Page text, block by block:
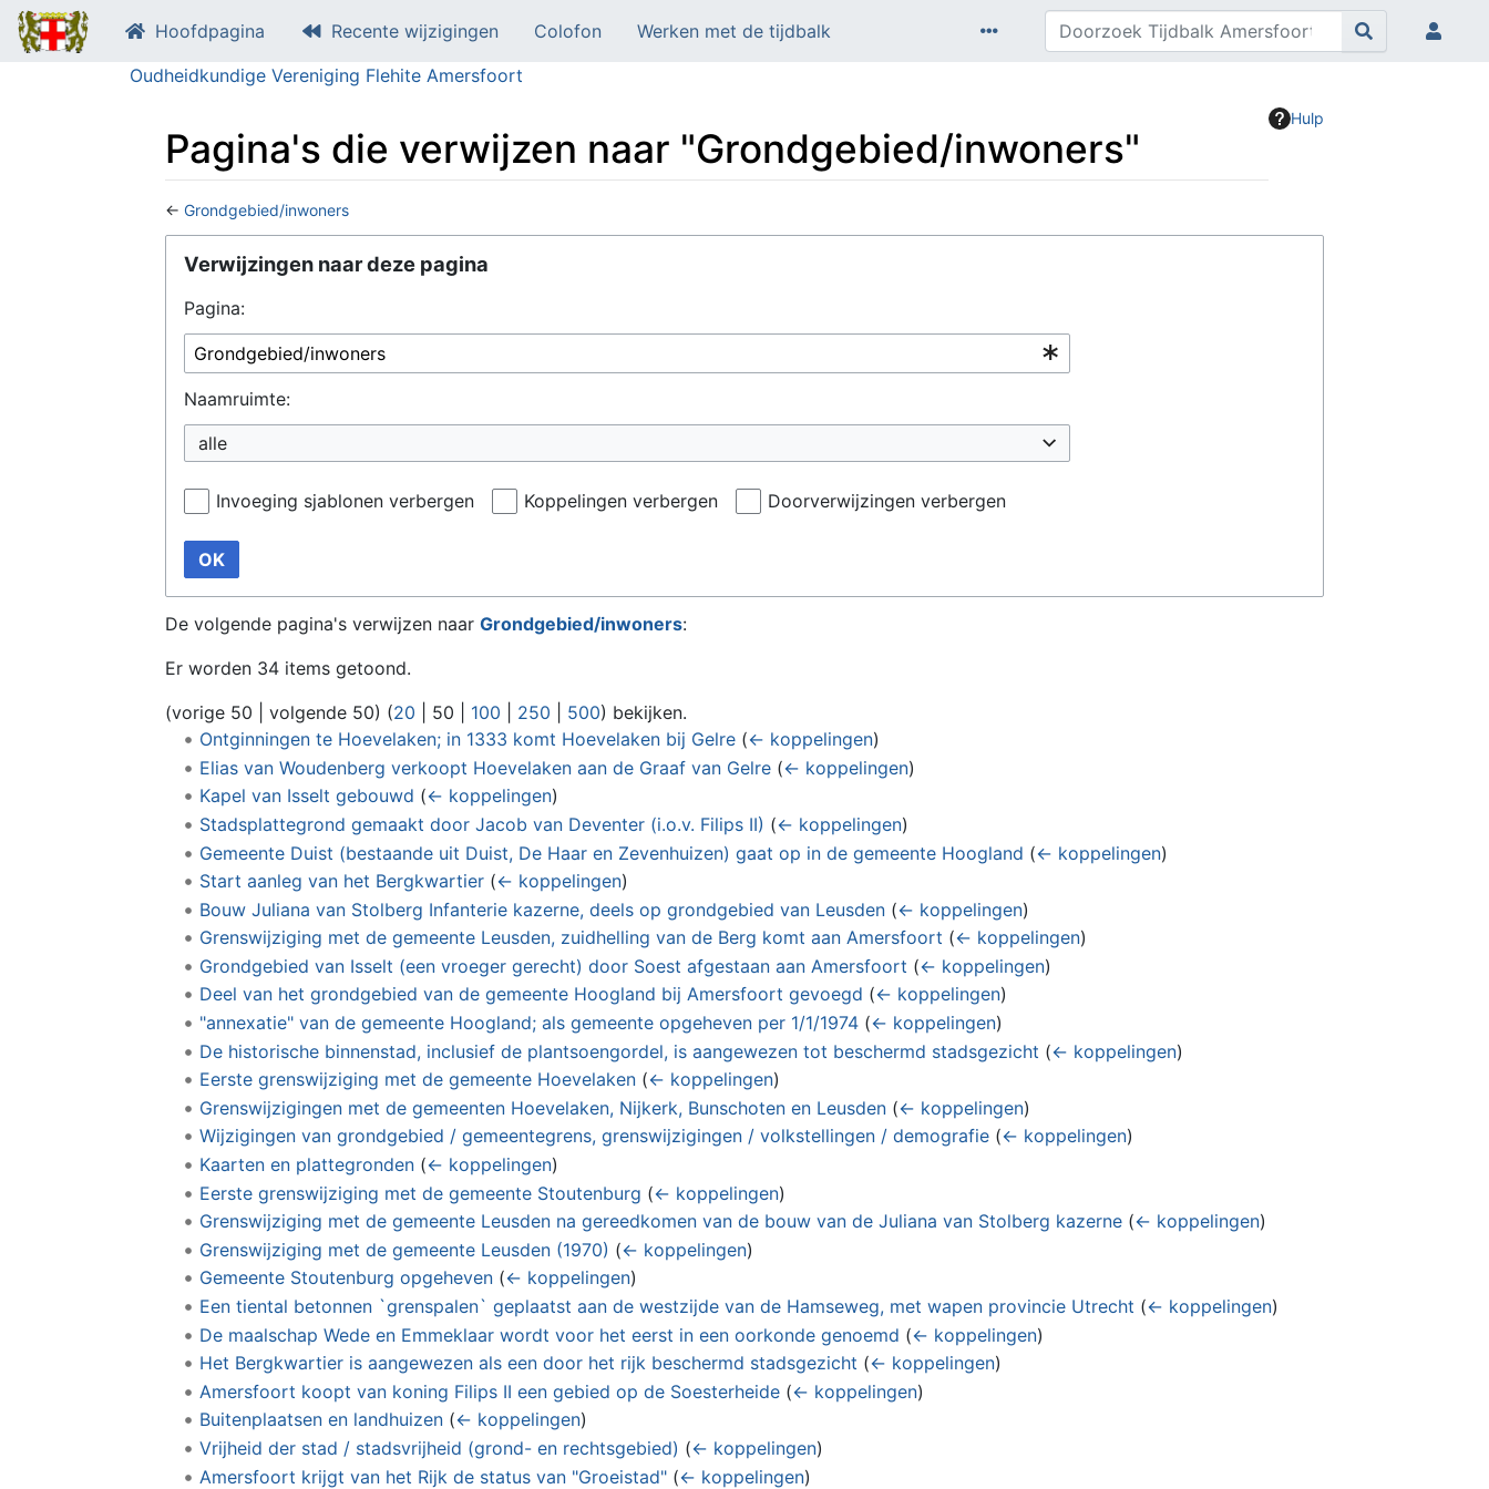
Hoofdpagina Recente wijzigingen Colofon
Werken met de tijdbalk
Oudheidkundige Vereniging Flehite Amersfoort
Hulp
Pagina's die verwijzen naar "Grondgebied/inwoners"
← Grondgebied/inwoners
Ga naar:navigatie,zoeken
Verwijzingen naar deze pagina
Pagina:
Naamruimte:
alle
Invoeging sjablonen verbergen Koppelingen verbergen Doorverwijzingen verbergen
OK
De volgende pagina's verwijzen naar Grondgebied/inwoners:
Er worden 34 items getoond.
(vorige 50 volgende 50) (20 50 100 250 500) bekijken.
Ontginningen te Hoevelaken; in 1333 komt Hoevelaken bij Gelre (← koppelingen)
Elias van Woudenberg verkoopt Hoevelaken aan de Graaf van Gelre (← koppelingen)
Kapel van Isselt gebouwd (← koppelingen)
Stadsplattegrond gemaakt door Jacob van Deventer (i.o.v. Filips II) (← koppelingen)
Gemeente Duist (bestaande uit Duist, De Haar en Zevenhuizen) gaat op in de gemeente Hoogland (← koppelingen)
Start aanleg van het Bergkwartier (← koppelingen)
Bouw Juliana van Stolberg Infanterie kazerne, deels op grondgebied van Leusden (← koppelingen)
Grenswijziging met de gemeente Leusden, zuidhelling van de Berg komt aan Amersfoort (← koppelingen)
Grondgebied van Isselt (een vroeger gerecht) door Soest afgestaan aan Amersfoort (← koppelingen)
Deel van het grondgebied van de gemeente Hoogland bij Amersfoort gevoegd (← koppelingen)
"annexatie" van de gemeente Hoogland; als gemeente opgeheven per 1/1/1974 (← koppelingen)
De historische binnenstad, inclusief de plantsoengordel, is aangewezen tot beschermd stadsgezicht (← koppelingen)
Eerste grenswijziging met de gemeente Hoevelaken (← koppelingen)
Grenswijzigingen met de gemeenten Hoevelaken, Nijkerk, Bunschoten en Leusden (← koppelingen)
Wijzigingen van grondgebied / gemeentegrens, grenswijzigingen / volkstellingen / demografie (← koppelingen)
Kaarten en plattegronden (← koppelingen)
Eerste grenswijziging met de gemeente Stoutenburg (← koppelingen)
Grenswijziging met de gemeente Leusden na gereedkomen van de bouw van de Juliana van Stolberg kazerne (← koppelingen)
Grenswijziging met de gemeente Leusden (1970) (← koppelingen)
Gemeente Stoutenburg opgeheven (← koppelingen)
Een tiental betonnen `grenspalen` geplaatst aan de westzijde van de Hamseweg, met wapen provincie Utrecht (← koppelingen)
De maalschap Wede en Emmeklaar wordt voor het eerst in een oorkonde genoemd (← koppelingen)
Het Bergkwartier is aangewezen als een door het rijk beschermd stadsgezicht (← koppelingen)
Amersfoort koopt van koning Filips II een gebied op de Soesterheide (← koppelingen)
Buitenplaatsen en landhuizen (← koppelingen)
Vrijheid der stad / stadsvrijheid (grond- en rechtsgebied) (← koppelingen)
Amersfoort krijgt van het Rijk de status van "Groeistad" (← koppelingen)